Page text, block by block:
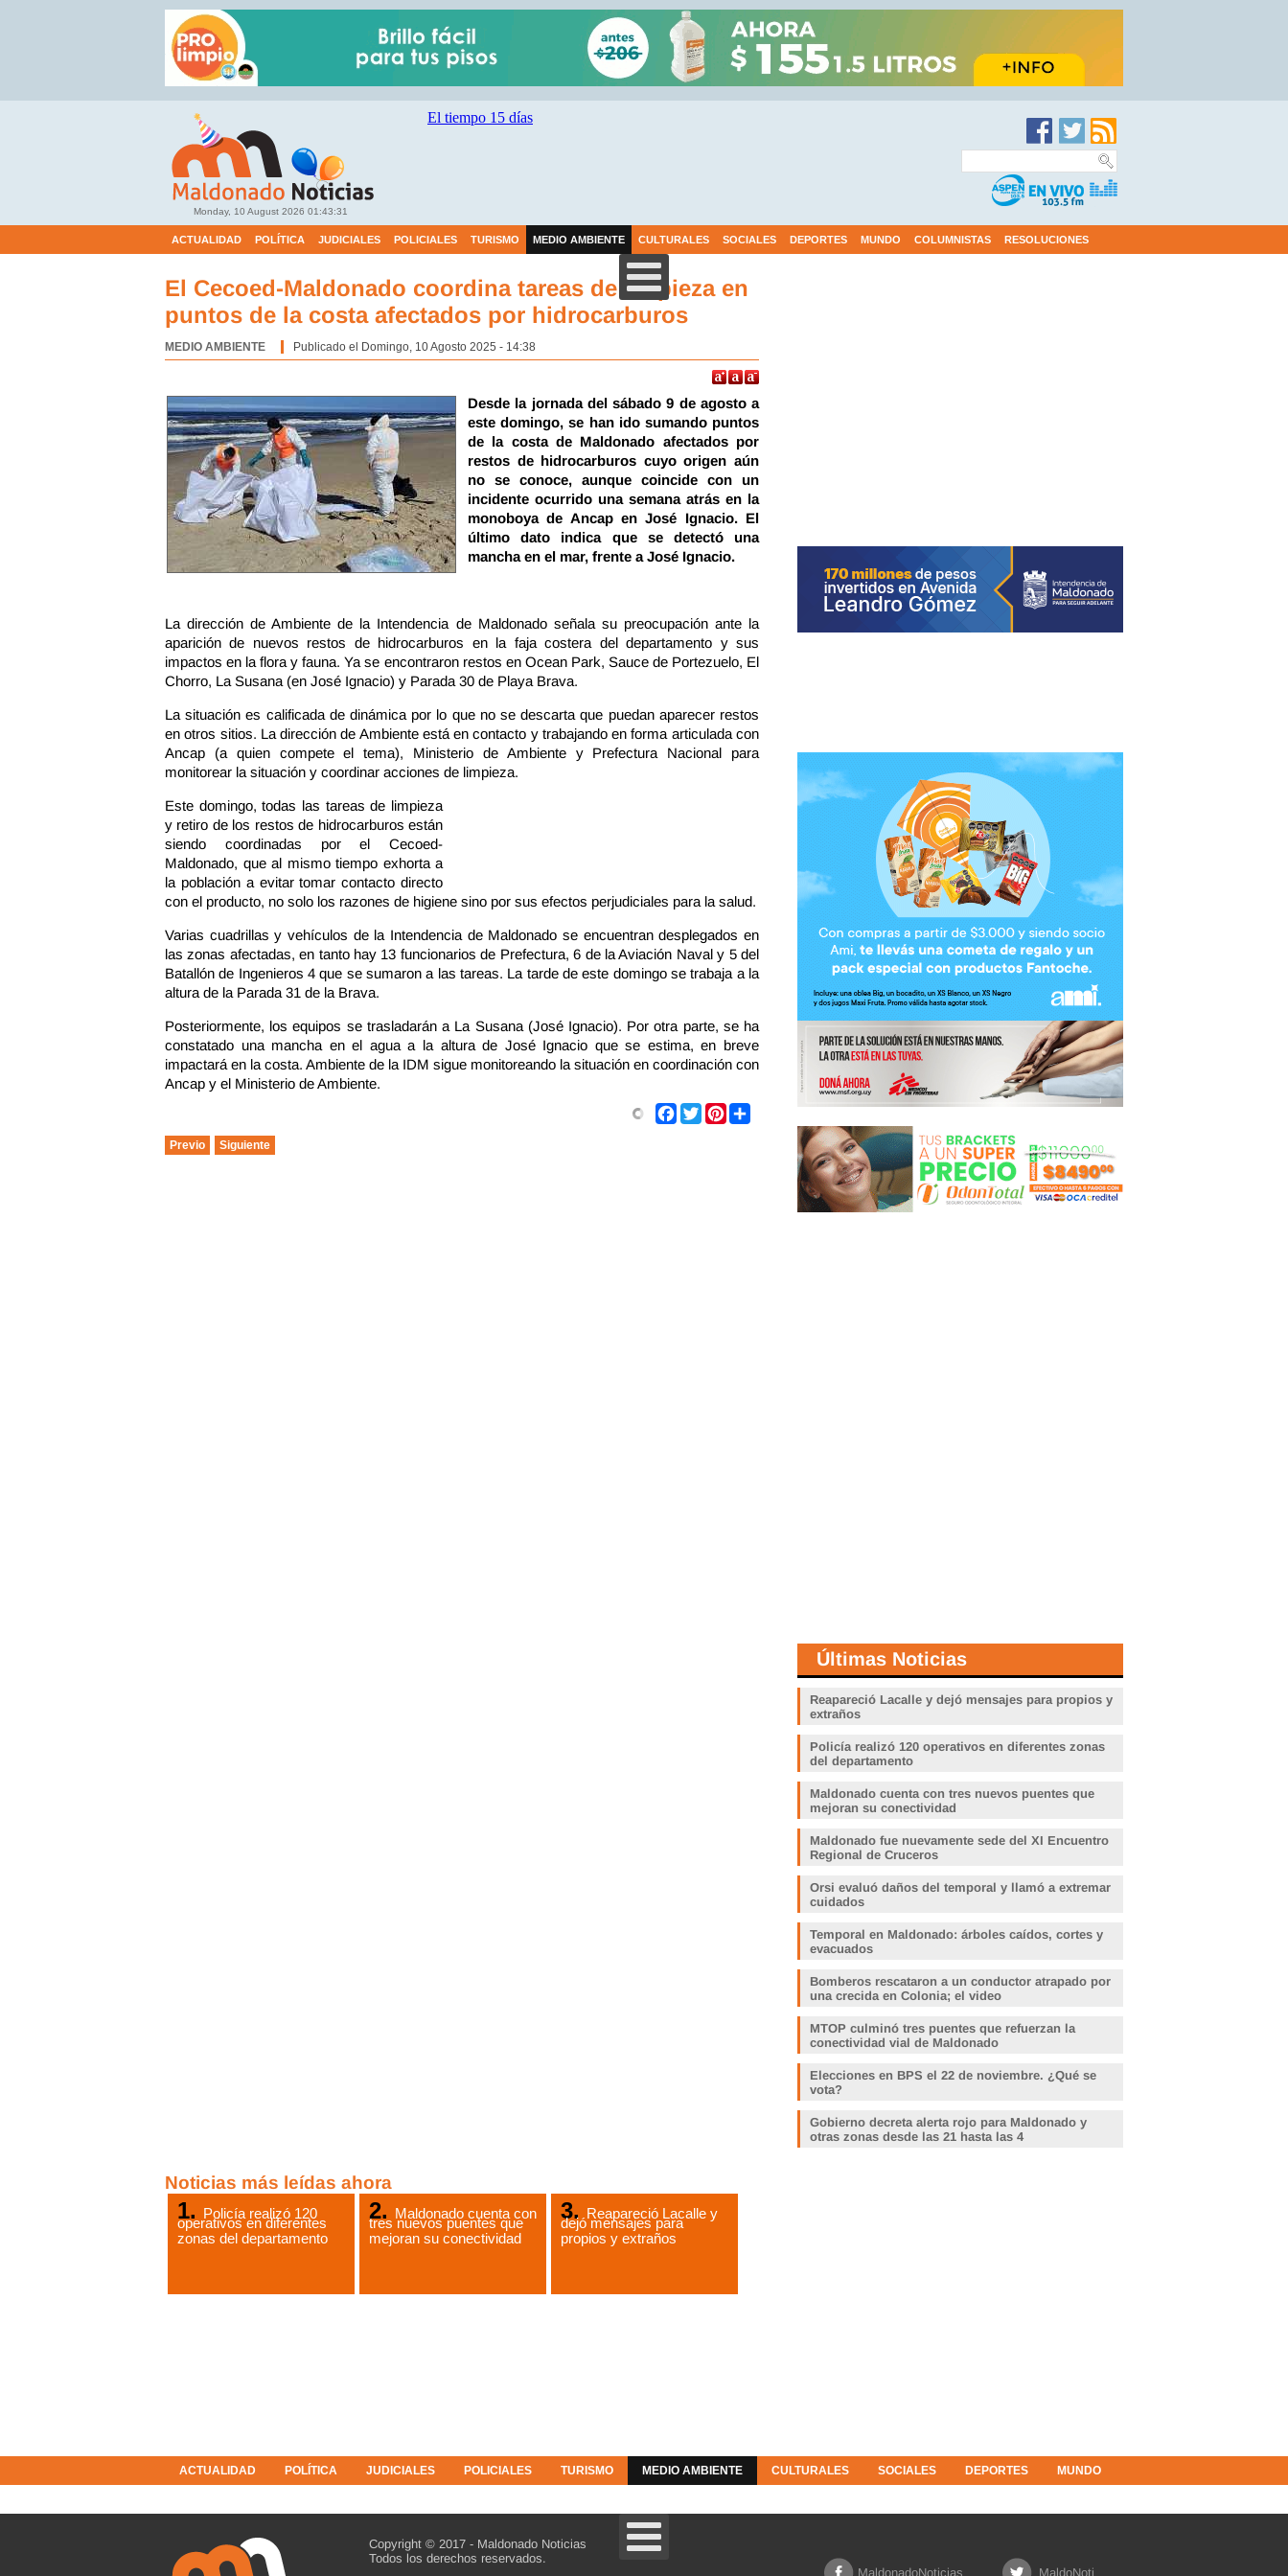
Monday, 10 August 2026 01:43:32
ACTUALIDAD POLÍTICA JUDICIALES POLICIALES TURISMO MEDIO AMBIENTE CULTURALES SOCIALES DEPORTES MUNDO COLUMNISTAS RESOLUCIONES
El Cecoed-Maldonado coordina tareas de limpieza en
puntos de la costa afectados por hidrocarburos
MEDIO AMBIENTE Publicado el Domingo, 10 Agosto 2025 - 14:38
Desde la jornada del sábado 9 de agosto a
este domingo, se han ido sumando puntos
de la costa de Maldonado afectados por
restos de hidrocarburos cuyo origen aún
no se conoce, aunque coincide con un
incidente ocurrido una semana atrás en la
monoboya de Ancap en José Ignacio. El
último dato indica que se detectó una
mancha en el mar, frente a José Ignacio.
La dirección de Ambiente de la Intendencia de Maldonado señala su preocupación ante la
aparición de nuevos restos de hidrocarburos en la faja costera del departamento y sus
impactos en la flora y fauna. Ya se encontraron restos en Ocean Park, Sauce de Portezuelo, El
Chorro, La Susana (en José Ignacio) y Parada 30 de Playa Brava.
La situación es calificada de dinámica por lo que no se descarta que puedan aparecer restos
en otros sitios. La dirección de Ambiente está en contacto y trabajando en forma articulada con
Ancap (a quien compete el tema), Ministerio de Ambiente y Prefectura Nacional para
monitorear la situación y coordinar acciones de limpieza.
Este domingo, todas las tareas de limpieza
y retiro de los restos de hidrocarburos están
siendo coordinadas por el Cecoed-
Maldonado, que al mismo tiempo exhorta a
la población a evitar tomar contacto directo
con el producto, no solo los razones de higiene sino por sus efectos perjudiciales para la salud.
Varias cuadrillas y vehículos de la Intendencia de Maldonado se encuentran desplegados en
las zonas afectadas, en tanto hay 13 funcionarios de Prefectura, 6 de la Aviación Naval y 5 del
Batallón de Ingenieros 4 que se sumaron a las tareas. La tarde de este domingo se trabaja a la
altura de la Parada 31 de la Brava.
Posteriormente, los equipos se trasladarán a La Susana (José Ignacio). Por otra parte, se ha
constatado una mancha en el agua a la altura de José Ignacio que se estima, en breve
impactará en la costa. Ambiente de la IDM sigue monitoreando la situación en coordinación con
Ancap y el Ministerio de Ambiente.
Facebook
TwitterPinterest
Previo Siguiente
Últimas Noticias
Reapareció Lacalle y dejó mensajes para propios y
extraños
Policía realizó 120 operativos en diferentes zonas
del departamento
Maldonado cuenta con tres nuevos puentes que
mejoran su conectividad
Maldonado fue nuevamente sede del XI Encuentro
Regional de Cruceros
Orsi evaluó daños del temporal y llamó a extremar
cuidados
Temporal en Maldonado: árboles caídos, cortes y
evacuados
Bomberos rescataron a un conductor atrapado por
una crecida en Colonia; el video
MTOP culminó tres puentes que refuerzan la
conectividad vial de Maldonado
Elecciones en BPS el 22 de noviembre. ¿Qué se
vota?
Gobierno decreta alerta rojo para Maldonado y
otras zonas desde las 21 hasta las 4
Noticias más leídas ahora
Policía realizó 120
operativos en diferentes
zonas del departamento
Maldonado cuenta con
tres nuevos puentes que
mejoran su conectividad
Reapareció Lacalle y
dejó mensajes para
propios y extraños
ACTUALIDAD POLÍTICA JUDICIALES POLICIALES TURISMO MEDIO AMBIENTE CULTURALES SOCIALES DEPORTES MUNDO
Copyright © 2017 - Maldonado Noticias
Todos los derechos reservados.
MaldonadoNoticias
MaldoNoti